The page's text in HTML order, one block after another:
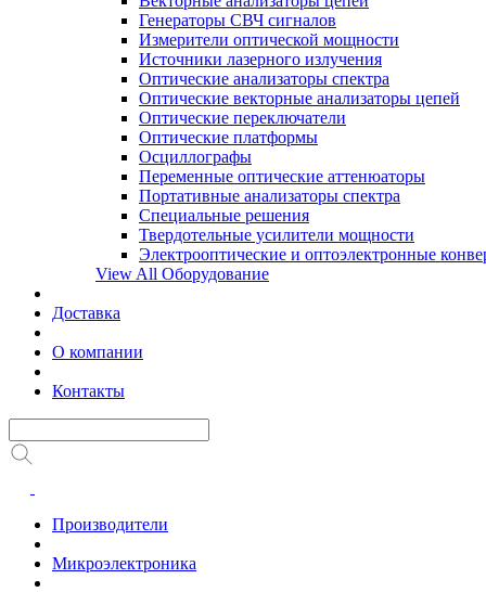
Генераторы СВЧ сигналов
Измерители оптической мощности
Источники лазерного излучения
Оптические анализаторы спектра
Оптические векторные анализаторы цепей
Оптические переключатели
Оптические платформы
Осциллографы
Переменные оптические аттенюаторы
Портативные анализаторы спектра
Специальные решения
Твердотельные усилители мощности
Электрооптические и оптоэлектронные
View All Оборудование
Доставка
О компании
Контакты
Производители
Микроэлектроника